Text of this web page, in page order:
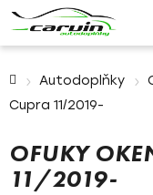
Autodoplňky
Cupra 11/2019-
OFUKY
11/2019-